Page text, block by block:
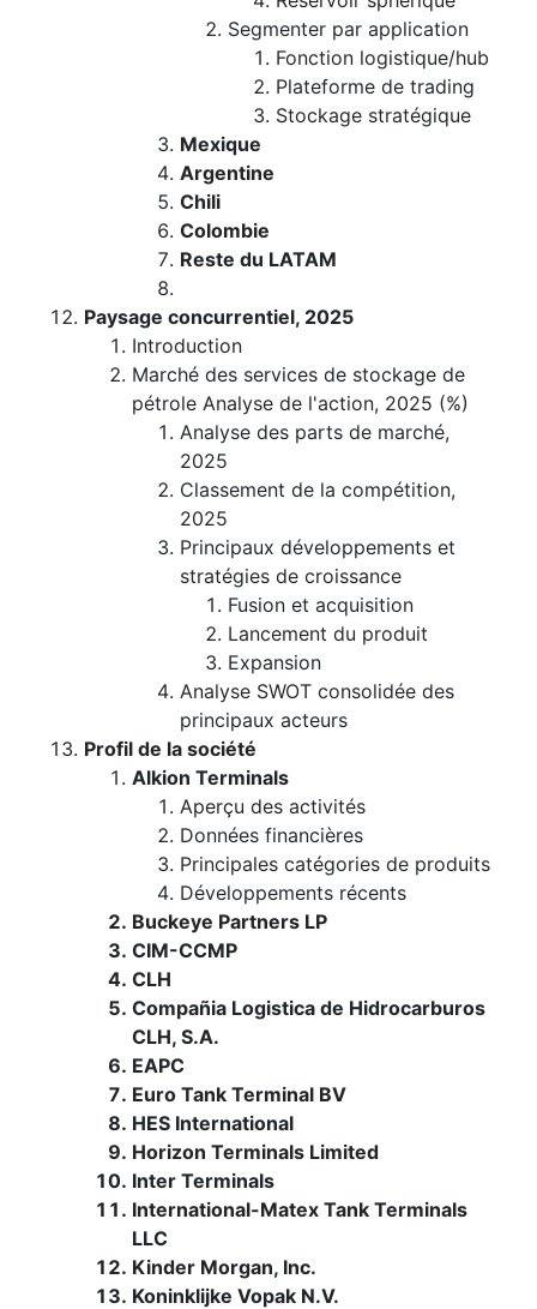
Segmenter par application
Fonction logistique/hub
Plateforme de trading
Stockage stratégique
Mexique
Argentine
Chili
Colombie
Reste du LATAM
Paysage concurrentiel, 2025
Introduction
Marché des services de stockage de
pétrole Analyse de l'action, 2025 (%)
Analyse des parts de marché,
2025
Classement de la compétition,
2025
Principaux développements et
stratégies de croissance
Fusion et acquisition
Lancement du produit
Expansion
Analyse SWOT consolidée des
principaux acteurs
Profil de la société
Alkion Terminals
Aperçu des activités
Données financières
Principales catégories de produits
Développements récents
Buckeye Partners LP
CIM-CCMP
CLH
Compañia Logistica de Hidrocarburos
CLH, S.A.
EAPC
Euro Tank Terminal BV
HES International
Horizon Terminals Limited
Inter Terminals
International-Matex Tank Terminals
LLC
Kinder Morgan, Inc.
Koninklijke Vopak N.V.